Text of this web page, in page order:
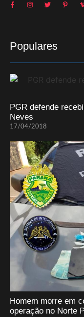
Populares
PGR defende
Neves
17/04/2018
Homem morre em
operação no Norte